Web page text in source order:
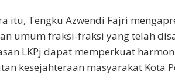
itu, Tengku Azwendi Fajri
umum fraksi-fraksi yang telah
LKPj dapat memperkuat
kesejahteraan masyarakat Kota